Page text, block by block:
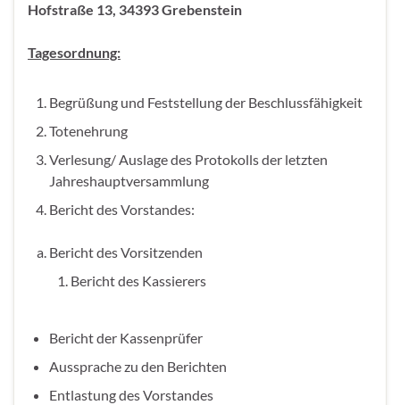
Hofstraße 13, 34393 Grebenstein
Tagesordnung:
Begrüßung und Feststellung der Beschlussfähigkeit
Totenehrung
Verlesung/ Auslage des Protokolls der letzten
Jahreshauptversammlung
Bericht des Vorstandes:
Bericht des Vorsitzenden
Bericht des Kassierers
Bericht der Kassenprüfer
Aussprache zu den Berichten
Entlastung des Vorstandes